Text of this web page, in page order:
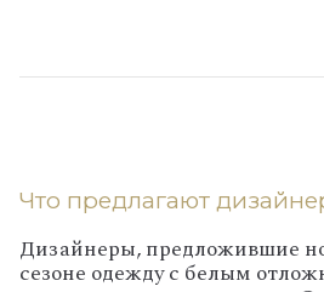
Что предлагают
Дизайнеры, предложившие
сезоне одежду с белым